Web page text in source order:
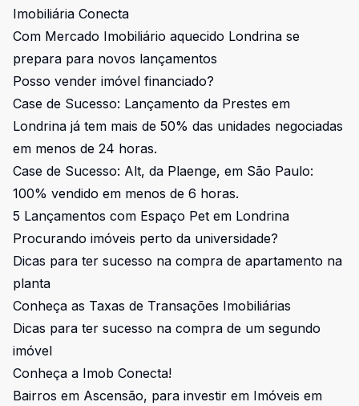
Imobiliária Conecta
Com Mercado Imobiliário aquecido Londrina se
prepara para novos lançamentos
Posso vender imóvel financiado?
Case de Sucesso: Lançamento da Prestes em
Londrina já tem mais de 50% das unidades negociadas
em menos de 24 horas.
Case de Sucesso: Alt, da Plaenge, em São Paulo:
100% vendido em menos de 6 horas.
5 Lançamentos com Espaço Pet em Londrina
Procurando imóveis perto da universidade?
Dicas para ter sucesso na compra de apartamento na
planta
Conheça as Taxas de Transações Imobiliárias
Dicas para ter sucesso na compra de um segundo
imóvel
Conheça a Imob Conecta!
Bairros em Ascensão, para investir em Imóveis em